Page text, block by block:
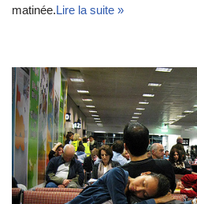
matinée.Lire la suite »